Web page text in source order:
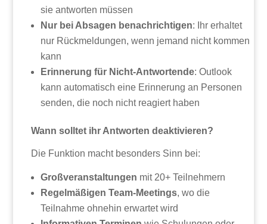
sie antworten müssen
Nur bei Absagen benachrichtigen: Ihr erhaltet
nur Rückmeldungen, wenn jemand nicht kommen
kann
Erinnerung für Nicht-Antwortende: Outlook
kann automatisch eine Erinnerung an Personen
senden, die noch nicht reagiert haben
Wann solltet ihr Antworten deaktivieren?
Die Funktion macht besonders Sinn bei:
Großveranstaltungen mit 20+ Teilnehmern
Regelmäßigen Team-Meetings, wo die
Teilnahme ohnehin erwartet wird